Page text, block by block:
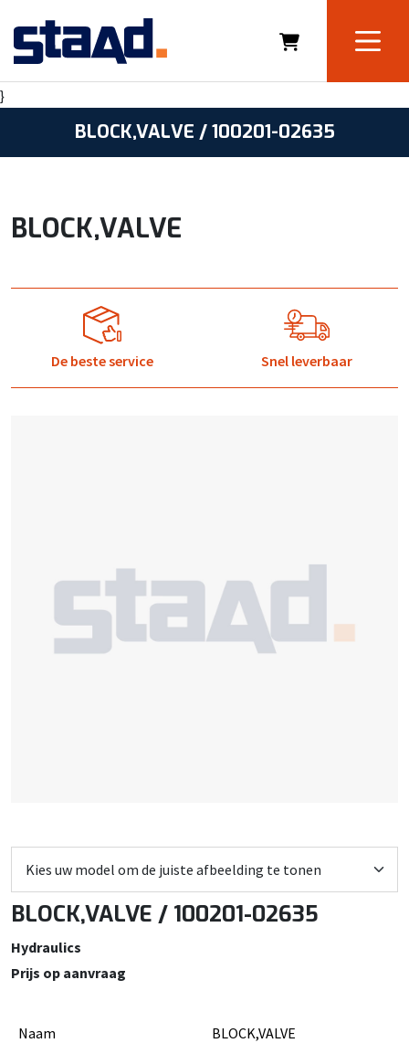
}
BLOCK,VALVE / 100201-02635
BLOCK,VALVE
De beste service Snel leverbaar
BLOCK,VALVE / 100201-02635
Hydraulics
Prijs op aanvraag
Naam BLOCK,VALVE